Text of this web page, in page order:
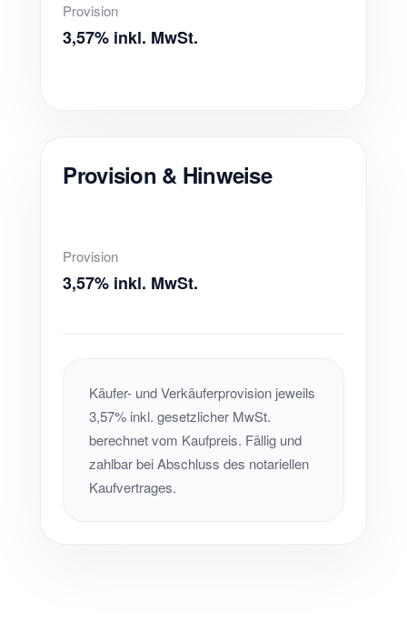
Provision
3,57% inkl. MwSt.
Provision & Hinweise
Provision
3,57% inkl. MwSt.
Käufer- und Verkäuferprovision jeweils
3,57% inkl. gesetzlicher MwSt.
berechnet vom Kaufpreis. Fällig und
zahlbar bei Abschluss des notariellen
Kaufvertrages.